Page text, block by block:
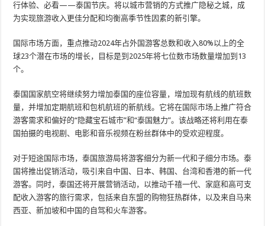
行体验、必看——泰国节庆。将以城市营销的方式推广隐秘之城，成
为实现旅游收入更佳分配和均衡高季节性因素的新引擎。
国际市场方面，重点推动2024年占外国游客总数和收入80%以上的全
球23个潜在市场的增长，目标是到2025年将七位数市场数量增加到13
个。
泰国国家航空将继续努力增加泰国的座位容量，增加现有航线的航班数
量，并增加定期航班和包机航班的新航线。它将在国际市场上推广符合
游客需求和偏好的“隐藏宝石城市”和“泰国魅力”。该战略还将利用在泰
国拍摄的电视剧、电影和音乐视频在粉丝群体中的受欢迎程度。
对于短途国际市场，泰国旅游局将游客细分为新一代和子细分市场。泰
国将推出促销活动，吸引来自中国、日本、韩国、台湾和香港的新一代
游客。同时，泰国还将开展营销活动，以推动千禧一代、家庭和高可支
配收入游客的旅行需求，包括来自东盟的购物狂热群体，以及来自马来
西亚、新加坡和中国的自驾和火车游客。